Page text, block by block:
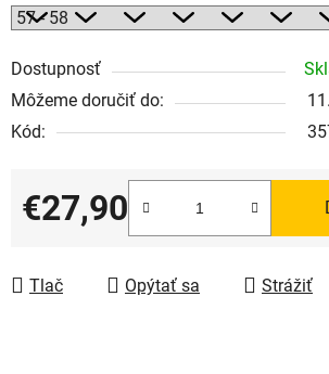
Dostupnosť
Môžeme doručiť do:
Kód:
€27,90
Jednotková cena:
Tlač Opýtať sa Strážiť